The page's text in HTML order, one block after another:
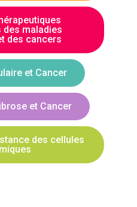
maladies
des cancers
et Cancer
et Cancer
des cellules